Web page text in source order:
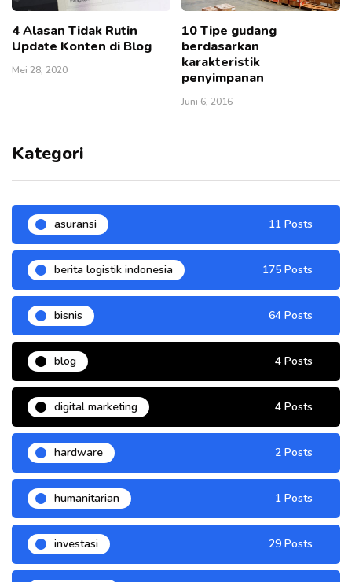
4 Alasan Tidak Rutin
Update Konten di Blog
Mei 28, 2020
10 Tipe gudang
berdasarkan
karakteristik
penyimpanan
Juni 6, 2016
Kategori
asuransi 11 Posts
berita logistik indonesia 175 Posts
bisnis 64 Posts
blog 4 Posts
digital marketing 4 Posts
hardware 2 Posts
humanitarian 1 Posts
investasi 29 Posts